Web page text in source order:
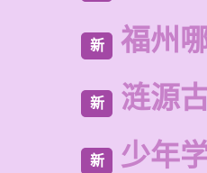
新 福州
新 涟源
新 少年